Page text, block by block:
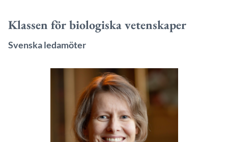
Klassen för biologiska vetenskaper
Svenska ledamöter